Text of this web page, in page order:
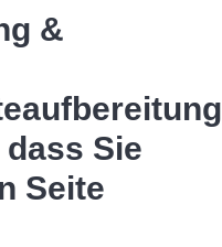
&
Sie
Seite